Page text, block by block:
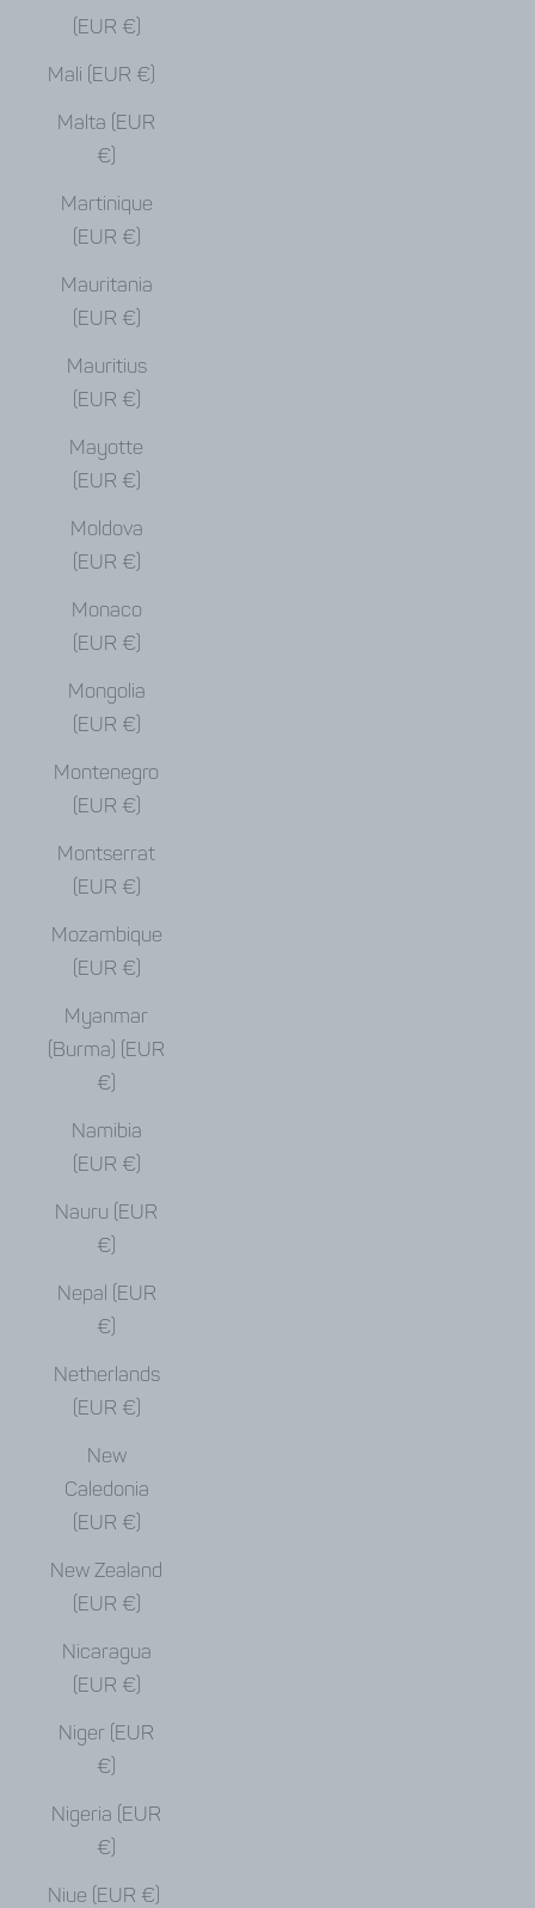
(EUR €)
Mali (EUR €)
Malta (EUR
€)
Martinique
(EUR €)
Mauritania
(EUR €)
Mauritius
(EUR €)
Mayotte
(EUR €)
Moldova
(EUR €)
Monaco
(EUR €)
Mongolia
(EUR €)
Montenegro
(EUR €)
Montserrat
(EUR €)
Mozambique
(EUR €)
Myanmar
(Burma) (EUR
€)
Namibia
(EUR €)
Nauru (EUR
€)
Nepal (EUR
€)
Netherlands
(EUR €)
New
Caledonia
(EUR €)
New Zealand
(EUR €)
Nicaragua
(EUR €)
Niger (EUR
€)
Nigeria (EUR
€)
Niue (EUR €)